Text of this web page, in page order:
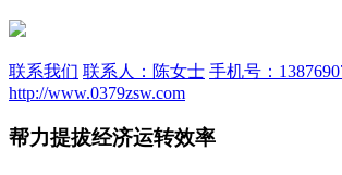
联系我们 联系人：陈女士 手机号：
http://www.0379zsw.com
帮力提拔经济运转效率